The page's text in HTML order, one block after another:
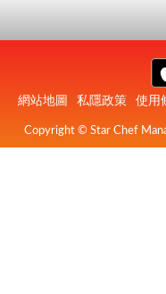
網站地圖 私隱政策 使用
Copyright © Star Chef